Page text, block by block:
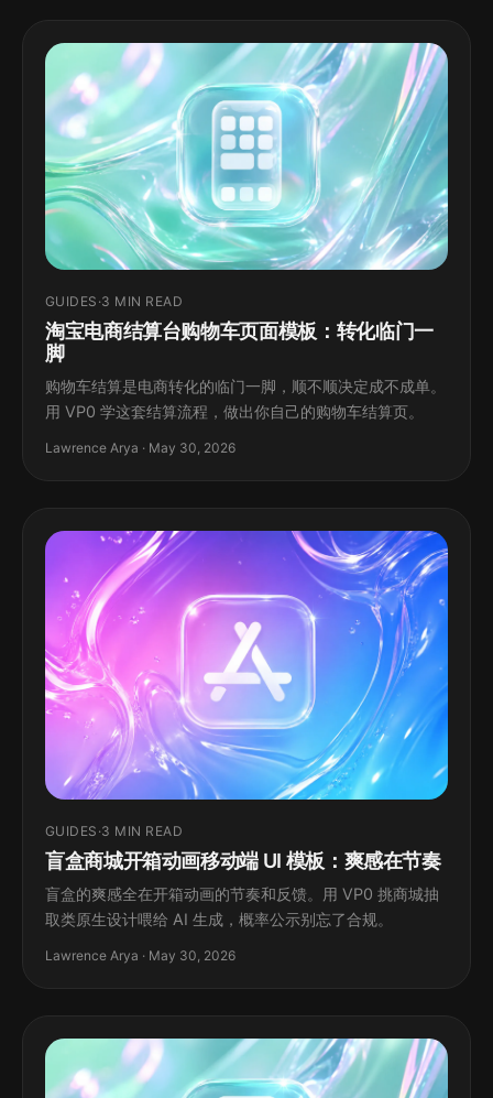
GUIDES ·3 MIN READ
淘宝电商结算台购物车页面模板：转化临门一
脚
购物车结算是电商转化的临门一脚，顺不顺决定成不成单。
用 VP0 学这套结算流程，做出你自己的购物车结算页。
Lawrence Arya · May 30, 2026
GUIDES ·3 MIN READ
盲盒商城开箱动画移动端 UI 模板：爽感在节奏
盲盒的爽感全在开箱动画的节奏和反馈。用 VP0 挑商城抽
取类原生设计喂给 AI 生成，概率公示别忘了合规。
Lawrence Arya · May 30, 2026